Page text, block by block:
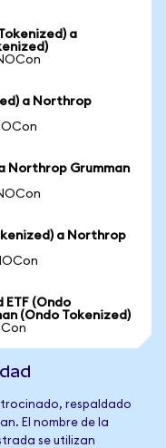
a
a Northrop
Northrop Grumman
a Northrop
ETF (Ondo
(Ondo Tokenized)
respaldado
El nombre de la
se utilizan